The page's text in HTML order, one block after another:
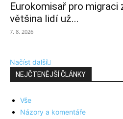
Eurokomisař pro migraci
většina lidí už...
7. 8. 2026
Načíst další
NEJČTENĚJŠÍ ČLÁNKY
Vše
Názory a komentáře